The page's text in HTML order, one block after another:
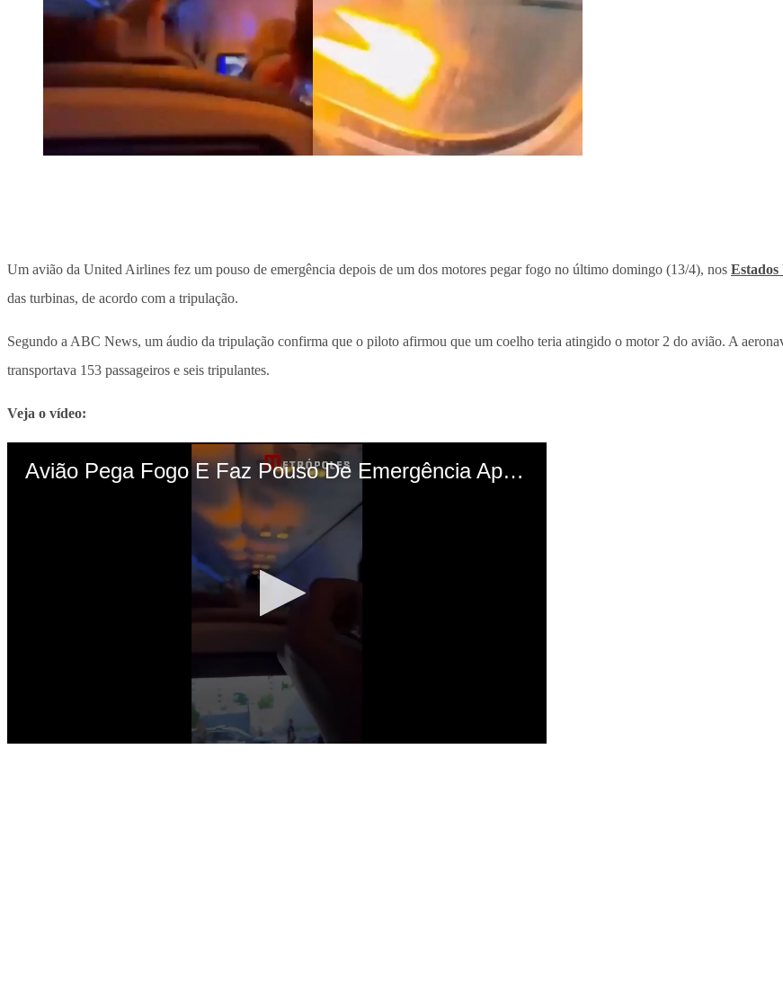
Um avião da United Airlines fez um pouso de emergência depois de um dos motores pegar fogo no último domingo (13/4), nos Estados
das turbinas, de acordo com a tripulação.
Segundo a ABC News, um áudio da tripulação confirma que o piloto afirmou que um coelho teria atingido o motor 2 do avião. A
transportava 153 passageiros e seis tripulantes.
Veja o vídeo: